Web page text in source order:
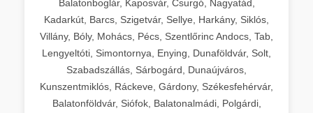
Balatonboglár, Kaposvár, Csurgó, Nagyatád,
Kadarkút, Barcs, Szigetvár, Sellye, Harkány, Siklós,
Villány, Bóly, Mohács, Pécs, Szentlőrinc Andocs, Tab,
Lengyeltóti, Simontornya, Enying, Dunaföldvár, Solt,
Szabadszállás, Sárbogárd, Dunaújváros,
Kunszentmiklós, Ráckeve, Gárdony, Székesfehérvár,
Balatonföldvár, Siófok, Balatonalmádi, Polgárdi,